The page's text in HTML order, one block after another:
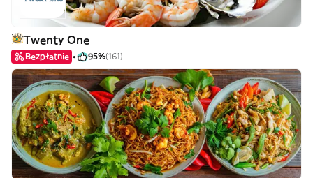
Twenty One
Bezpłatnie 95%(161)